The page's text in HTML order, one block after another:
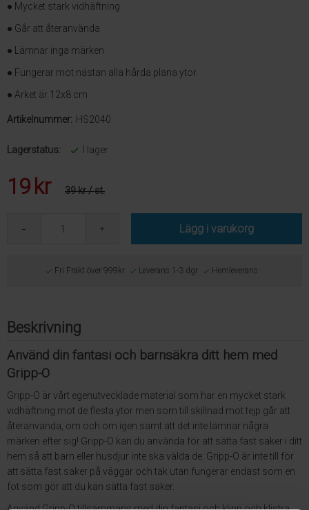
● Mycket stark vidhäftning
● Går att återanvända
● Lämnar inga märken
● Fungerar mot nästan alla hårda plana ytor
● Arket är 12x8 cm
Artikelnummer: HS2040
Lagerstatus: I lager
19 kr 39 kr/ st.
Lägg i varukorg
Fri Frakt över 999kr Leverans 1-3 dgr Hemleverans
Beskrivning
Använd din fantasi och barnsäkra ditt hem med
Gripp-O
Gripp-O är vårt egenutvecklade material som har en mycket stark
vidhäftning mot de flesta ytor men som till skillnad mot tejp går att
återanvända, om och om igen samt att det inte lämnar några
märken efter sig! Gripp-O kan du använda för att sätta fast saker i ditt
hem så att barn eller husdjur inte ska välda de. Gripp-O är inte till för
att sätta fast saker på väggar och tak utan fungerar endast som en
fot som gör att du kan sätta fast saker.